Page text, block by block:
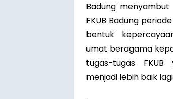
Badung
FKUB Badung
bentuk
umat beragama
tugas-tugas
menjadi lebih baik